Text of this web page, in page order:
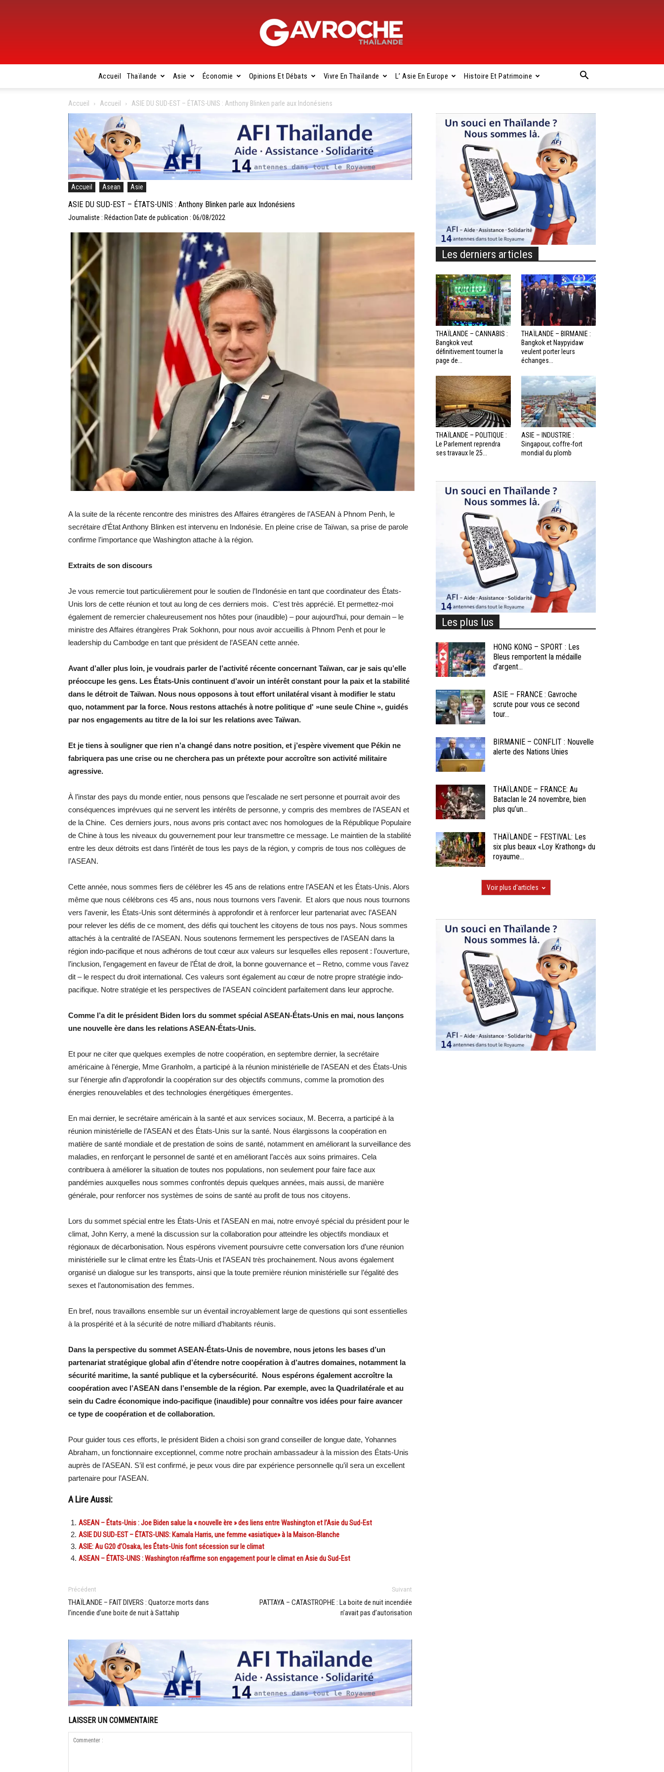
Gavroche
Thaïlande
Accueil Thaïlande Asie Économie Opinions Et Débats Vivre En Thaïlande L’ Asie En Europe Histoire Et Patrimoine
Accueil Accueil ASIE DU SUD-EST – ÉTATS-UNIS : Anthony Blinken parle aux Indonésiens
Accueil Asean Asie
ASIE DU SUD-EST – ÉTATS-UNIS : Anthony Blinken parle aux Indonésiens
Journaliste : Rédaction Date de publication : 06/08/2022
A la suite de la récente rencontre des ministres des Affaires étrangères de l’ASEAN à Phnom Penh, le
secrétaire d’État Anthony Blinken est intervenu en Indonésie. En pleine crise de Taïwan, sa prise de parole
confirme l’importance que Washington attache à la région.
Extraits de son discours
Je vous remercie tout particulièrement pour le soutien de l’Indonésie en tant que coordinateur des États-
Unis lors de cette réunion et tout au long de ces derniers mois. C’est très apprécié. Et permettez-moi
également de remercier chaleureusement nos hôtes pour (inaudible) – pour aujourd’hui, pour demain – le
ministre des Affaires étrangères Prak Sokhonn, pour nous avoir accueillis à Phnom Penh et pour le
leadership du Cambodge en tant que président de l’ASEAN cette année.
Avant d’aller plus loin, je voudrais parler de l’activité récente concernant Taïwan, car je sais qu’elle
préoccupe les gens. Les États-Unis continuent d’avoir un intérêt constant pour la paix et la stabilité
dans le détroit de Taïwan. Nous nous opposons à tout effort unilatéral visant à modifier le statu
quo, notamment par la force. Nous restons attachés à notre politique d' »une seule Chine », guidés
par nos engagements au titre de la loi sur les relations avec Taïwan.
Et je tiens à souligner que rien n’a changé dans notre position, et j’espère vivement que Pékin ne
fabriquera pas une crise ou ne cherchera pas un prétexte pour accroître son activité militaire
agressive.
À l’instar des pays du monde entier, nous pensons que l’escalade ne sert personne et pourrait avoir des
conséquences imprévues qui ne servent les intérêts de personne, y compris des membres de l’ASEAN et
de la Chine. Ces derniers jours, nous avons pris contact avec nos homologues de la République Populaire
de Chine à tous les niveaux du gouvernement pour leur transmettre ce message. Le maintien de la stabilité
entre les deux détroits est dans l’intérêt de tous les pays de la région, y compris de tous nos collègues de
l’ASEAN.
Cette année, nous sommes fiers de célébrer les 45 ans de relations entre l’ASEAN et les États-Unis. Alors
même que nous célébrons ces 45 ans, nous nous tournons vers l’avenir. Et alors que nous nous tournons
vers l’avenir, les États-Unis sont déterminés à approfondir et à renforcer leur partenariat avec l’ASEAN
pour relever les défis de ce moment, des défis qui touchent les citoyens de tous nos pays. Nous sommes
attachés à la centralité de l’ASEAN. Nous soutenons fermement les perspectives de l’ASEAN dans la
région indo-pacifique et nous adhérons de tout cœur aux valeurs sur lesquelles elles reposent : l’ouverture,
l’inclusion, l’engagement en faveur de l’État de droit, la bonne gouvernance et – Retno, comme vous l’avez
dit – le respect du droit international. Ces valeurs sont également au cœur de notre propre stratégie indo-
pacifique. Notre stratégie et les perspectives de l’ASEAN coïncident parfaitement dans leur approche.
Comme l’a dit le président Biden lors du sommet spécial ASEAN-États-Unis en mai, nous lançons
une nouvelle ère dans les relations ASEAN-États-Unis.
Et pour ne citer que quelques exemples de notre coopération, en septembre dernier, la secrétaire
américaine à l’énergie, Mme Granholm, a participé à la réunion ministérielle de l’ASEAN et des États-Unis
sur l’énergie afin d’approfondir la coopération sur des objectifs communs, comme la promotion des
énergies renouvelables et des technologies énergétiques émergentes.
En mai dernier, le secrétaire américain à la santé et aux services sociaux, M. Becerra, a participé à la
réunion ministérielle de l’ASEAN et des États-Unis sur la santé. Nous élargissons la coopération en
matière de santé mondiale et de prestation de soins de santé, notamment en améliorant la surveillance des
maladies, en renforçant le personnel de santé et en améliorant l’accès aux soins primaires. Cela
contribuera à améliorer la situation de toutes nos populations, non seulement pour faire face aux
pandémies auxquelles nous sommes confrontés depuis quelques années, mais aussi, de manière
générale, pour renforcer nos systèmes de soins de santé au profit de tous nos citoyens.
Lors du sommet spécial entre les États-Unis et l’ASEAN en mai, notre envoyé spécial du président pour le
climat, John Kerry, a mené la discussion sur la collaboration pour atteindre les objectifs mondiaux et
régionaux de décarbonisation. Nous espérons vivement poursuivre cette conversation lors d’une réunion
ministérielle sur le climat entre les États-Unis et l’ASEAN très prochainement. Nous avons également
organisé un dialogue sur les transports, ainsi que la toute première réunion ministérielle sur l’égalité des
sexes et l’autonomisation des femmes.
En bref, nous travaillons ensemble sur un éventail incroyablement large de questions qui sont essentielles
à la prospérité et à la sécurité de notre milliard d’habitants réunis.
Dans la perspective du sommet ASEAN-États-Unis de novembre, nous jetons les bases d’un
partenariat stratégique global afin d’étendre notre coopération à d’autres domaines, notamment la
sécurité maritime, la santé publique et la cybersécurité. Nous espérons également accroître la
coopération avec l’ASEAN dans l’ensemble de la région. Par exemple, avec la Quadrilatérale et au
sein du Cadre économique indo-pacifique (inaudible) pour connaître vos idées pour faire avancer
ce type de coopération et de collaboration.
Pour guider tous ces efforts, le président Biden a choisi son grand conseiller de longue date, Yohannes
Abraham, un fonctionnaire exceptionnel, comme notre prochain ambassadeur à la mission des États-Unis
auprès de l’ASEAN. S’il est confirmé, je peux vous dire par expérience personnelle qu’il sera un excellent
partenaire pour l’ASEAN.
A Lire Aussi:
ASEAN – États-Unis : Joe Biden salue la « nouvelle ère » des liens entre Washington et l’Asie du Sud-Est
ASIE DU SUD-EST – ÉTATS-UNIS: Kamala Harris, une femme «asiatique» à la Maison-Blanche
ASIE: Au G20 d’Osaka, les États-Unis font sécession sur le climat
ASEAN – ÉTATS-UNIS : Washington réaffirme son engagement pour le climat en Asie du Sud-Est
Précédent
THAÏLANDE – FAIT DIVERS : Quatorze morts dans
l’incendie d’une boite de nuit à Sattahip
Suivant
PATTAYA – CATASTROPHE : La boite de nuit incendiée
n’avait pas d’autorisation
LAISSER UN COMMENTAIRE
Les derniers articles
THAÏLANDE – CANNABIS :
Bangkok veut
définitivement tourner la
page de...
THAÏLANDE – BIRMANIE :
Bangkok et Naypyidaw
veulent porter leurs
échanges...
THAÏLANDE – POLITIQUE :
Le Parlement reprendra
ses travaux le 25...
ASIE – INDUSTRIE :
Singapour, coffre-fort
mondial du plomb
Les plus lus
HONG KONG – SPORT : Les
Bleus remportent la médaille
d’argent...
ASIE – FRANCE : Gavroche
scrute pour vous ce second
tour...
BIRMANIE – CONFLIT : Nouvelle
alerte des Nations Unies
THAÏLANDE – FRANCE: Au
Bataclan le 24 novembre, bien
plus qu’un...
THAÏLANDE – FESTIVAL: Les
six plus beaux «Loy Krathong» du
royaume...
Voir plus d'articles